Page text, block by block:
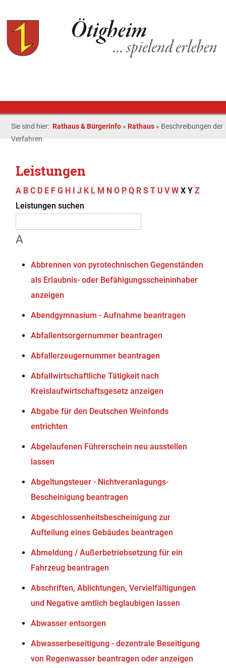
Sie sind hier: Rathaus & Bürgerinfo » Rathaus » Beschreibungen der
Verfahren
Leistungen
A B C D E F G H I J K L M N O P Q R S T U V W X Y Z
Leistungen suchen
A
Abbrennen von pyrotechnischen Gegenständen
als Erlaubnis- oder Befähigungsscheininhaber
anzeigen
Abendgymnasium - Aufnahme beantragen
Abfallentsorgernummer beantragen
Abfallerzeugernummer beantragen
Abfallwirtschaftliche Tätigkeit nach
Kreislaufwirtschaftsgesetz anzeigen
Abgabe für den Deutschen Weinfonds
entrichten
Abgelaufenen Führerschein neu ausstellen
lassen
Abgeltungsteuer - Nichtveranlagungs-
Bescheinigung beantragen
Abgeschlossenheitsbescheinigung zur
Aufteilung eines Gebäudes beantragen
Abmeldung / Außerbetriebsetzung für ein
Fahrzeug beantragen
Abschriften, Ablichtungen, Vervielfältigungen
und Negative amtlich beglaubigen lassen
Abwasser entsorgen
Abwasserbeseitigung - dezentrale Beseitigung
von Regenwasser beantragen oder anzeigen